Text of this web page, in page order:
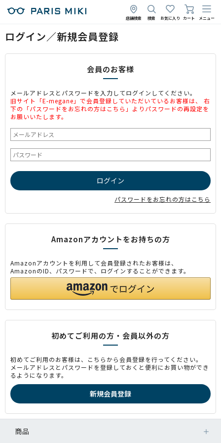
店舗検索 検索 お気に入り カート メニュー
ログイン／新規会員登録
会員のお客様
メールアドレスとパスワードを入力してログインしてください。
旧サイト「E-megane」で会員登録していただいているお客様は、 右
下の「パスワードをお忘れの方はこちら」よりパスワードの再設定を
お願いいたします。
パスワードをお忘れの方はこちら
Amazonアカウントをお持ちの方
Amazonアカウントを利用して会員登録されたお客様は、
AmazonのID、パスワードで、ログインすることができます。
初めてご利用の方・会員以外の方
初めてご利用のお客様は、こちらから会員登録を行ってください。
メールアドレスとパスワードを登録しておくと便利にお買い物ができ
るようになります。
商品